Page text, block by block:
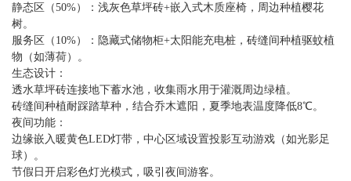
静态区（50%）：浅灰色草坪砖+嵌入式木质座椅，周边种植樱花
树。
服务区（10%）：隐藏式储物柜+太阳能充电桩，砖缝间种植驱蚊植
物（如薄荷）。
生态设计：
透水草坪砖连接地下蓄水池，收集雨水用于灌溉周边绿植。
砖缝间种植耐踩踏草种，结合乔木遮阳，夏季地表温度降低8℃。
夜间功能：
边缘嵌入暖黄色LED灯带，中心区域设置投影互动游戏（如光影足
球）。
节假日开启彩色灯光模式，吸引夜间游客。